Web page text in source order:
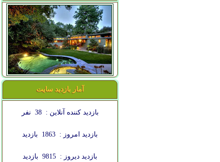
آمار بازدید سایت
بازدید کننده آنلاین : 38 نفر
بازدید امروز : 1863 بازدید
بازدید دیروز : 9815 بازدید